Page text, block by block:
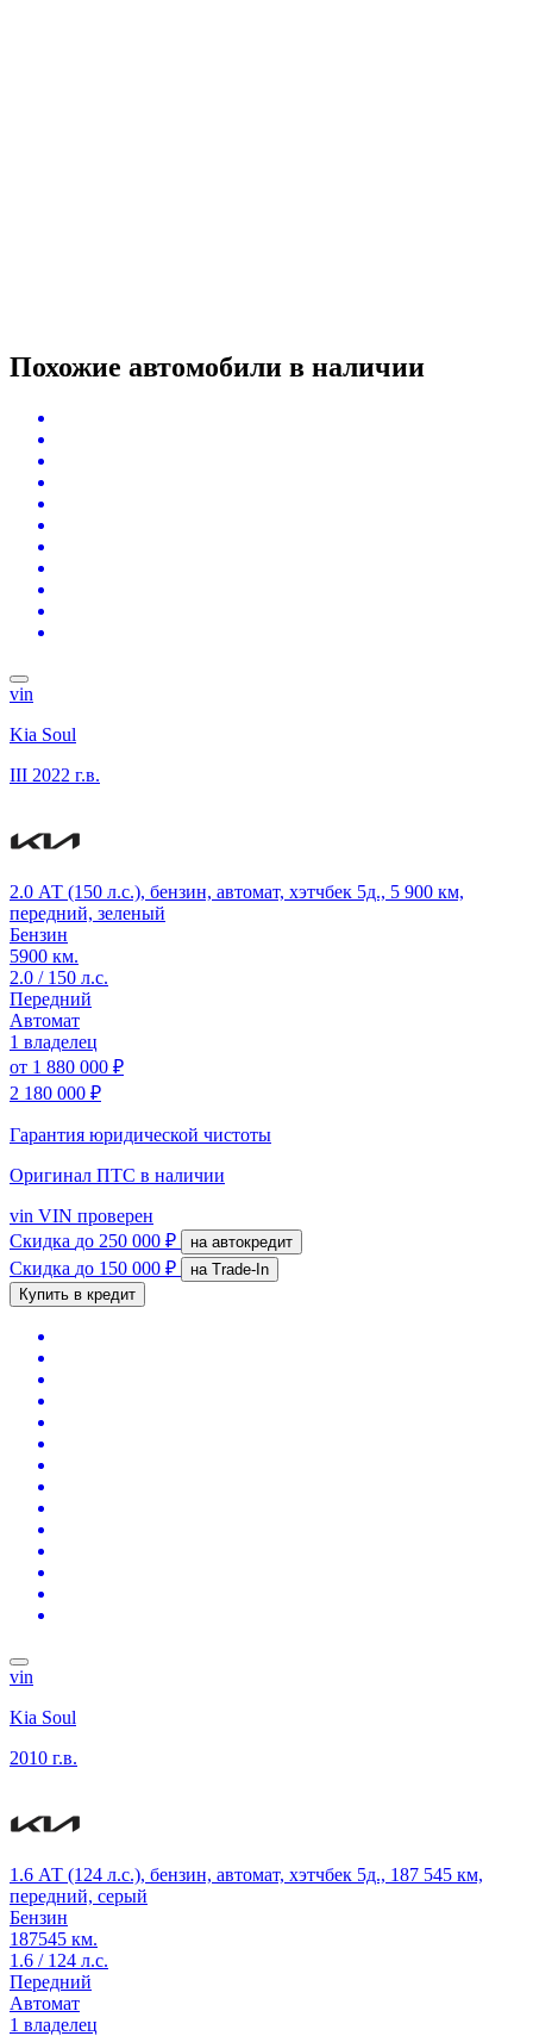
Похожие автомобили в наличии
vin
Kia Soul
III 2022 г.в.
2.0 АТ (150 л.с.), бензин, автомат, хэтчбек 5д., 5 900 км,
передний, зеленый
Бензин
5900 км.
2.0 / 150 л.с.
Передний
Автомат
1 владелец
от 1 880 000 ₽
2 180 000 ₽
Гарантия юридической чистоты
Оригинал ПТС в наличии
vin VIN проверен
Скидка до 250 000 ₽ на автокредит
Скидка до 150 000 ₽
на Trade-In
Купить в кредит
vin
Kia Soul
2010 г.в.
1.6 АТ (124 л.с.), бензин, автомат, хэтчбек 5д., 187 545 км,
передний, серый
Бензин
187545 км.
1.6 / 124 л.с.
Передний
Автомат
1 владелец